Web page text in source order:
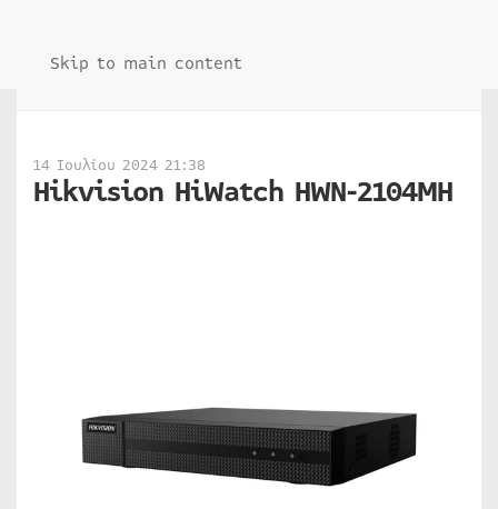
Skip to main content
14 Ιουλίου 2024 21:38
Hikvision HiWatch HWN-2104MH